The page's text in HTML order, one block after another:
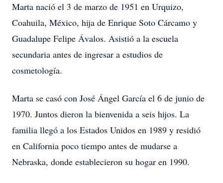
Marta nació el 3 de marzo de 1951 en Urquizo,
Coahuila, México, hija de Enrique Soto Cárcamo y
Guadalupe Felipe Ávalos. Asistió a la escuela
secundaria antes de ingresar a estudios de
cosmetología.
Marta se casó con José Ángel García el 6 de junio de
1970. Juntos dieron la bienvenida a seis hijos. La
familia llegó a los Estados Unidos en 1989 y residió
en California poco tiempo antes de mudarse a
Nebraska, donde establecieron su hogar en 1990.